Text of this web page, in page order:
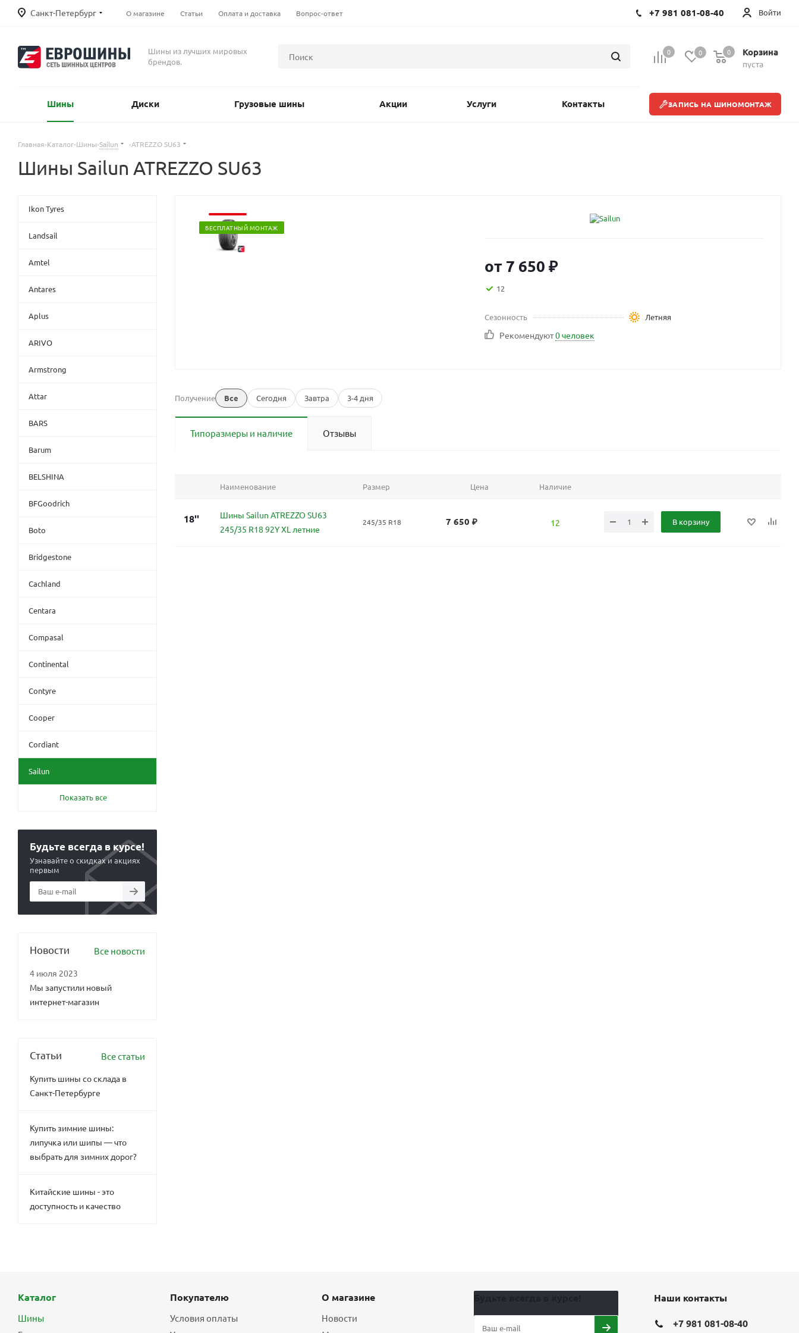
Санкт-Петербург О магазине Статьи Оплата и доставка Вопрос-ответ Войти
+7 981 081-08-40
Шины из лучших мировых
брендов.
0 0 Корзина
пуста
0
Шины Диски Грузовые шины Акции Услуги Контакты ЗАПИСЬ НА ШИНОМОНТАЖ
Главная-Каталог-Шины-Sailun -ATREZZO SU63
Шины Sailun ATREZZO SU63
БЕСПЛАТНЫЙ МОНТАЖ
от 7 650 ₽
12
Сезонность Летняя
Рекомендуют0 человек
Получение Все Сегодня Завтра 3-4 дня
Типоразмеры и наличие Отзывы
Наименование Размер Цена Наличие
18''
Шины Sailun ATREZZO SU63
245/35 R18 92Y XL летние
245/35 R18 7 650 ₽ 12 В корзину
Ikon Tyres
Landsail
Amtel
Antares
Aplus
ARIVO
Armstrong
Attar
BARS
Barum
BELSHINA
BFGoodrich
Boto
Bridgestone
Cachland
Centara
Compasal
Continental
Contyre
Cooper
Cordiant
Sailun
Показать все
Будьте всегда в курсе!
Узнавайте о скидках и акциях
первым
Новости Все новости
4 июля 2023
Мы запустили новый
интернет-магазин
Статьи Все статьи
Купить шины со склада в
Санкт-Петербурге
Купить зимние шины:
липучка или шипы — что
выбрать для зимних дорог?
Китайские шины - это
доступность и качество
Каталог
Шины
Покупателю
Условия оплаты
О магазине
Новости
Наши контакты
+7 981 081-08-40